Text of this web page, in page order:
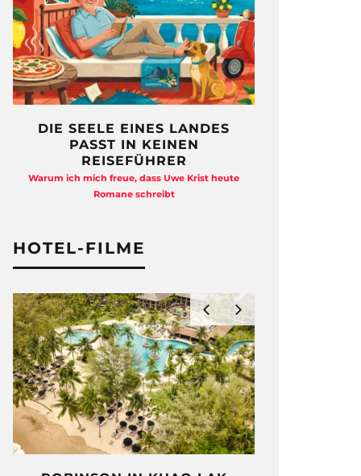
DIE SEELE EINES LANDES
PASST IN KEINEN
REISEFÜHRER
Warum ich mich freue, dass Uwe Krist heute
Romane schreibt
HOTEL-FILME